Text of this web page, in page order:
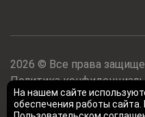
2026 © Все права
Политика
Карта сайта
Создано вПросто Промо
На нашем сайте
обеспечения работы